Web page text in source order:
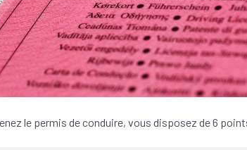
le permis de conduire, vous disposez de 6